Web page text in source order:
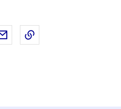
X (anciennement Twitter)
sur LinkedIn
Partager par email